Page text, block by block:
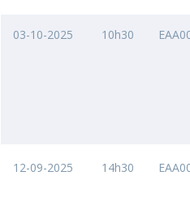
03-10-2025 10h30
12-09-2025 14h30